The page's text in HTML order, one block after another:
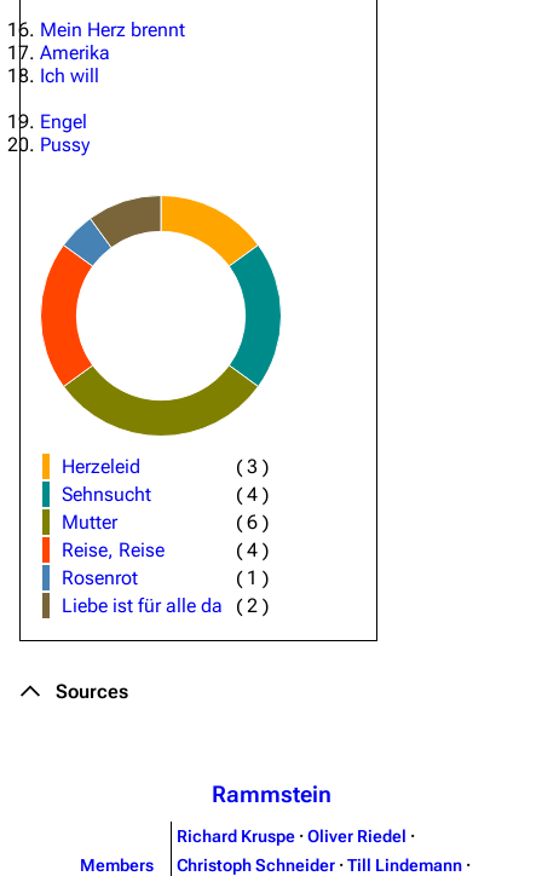
Mein Herz brennt
Amerika
Ich will
Engel
Pussy
Herzeleid (3 )
Sehnsucht
(4 )
Mutter
(6 )
Reise, Reise
(4 )
Rosenrot
( 1 )
Liebe ist für alle da
(2 )
Sources
Rammstein
Members
Richard Kruspe · Oliver Riedel ·
Christoph Schneider · Till Lindemann ·